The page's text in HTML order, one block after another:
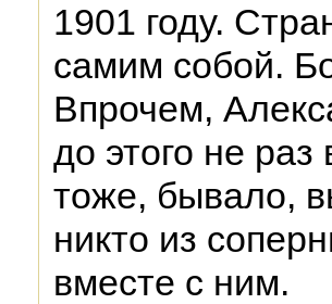
1901 году.
самим собой.
Впрочем,
до этого не
тоже, бывало,
никто из
вместе с ним.